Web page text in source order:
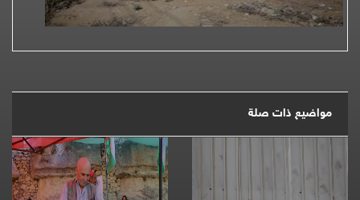
مواضيع ذات صلة